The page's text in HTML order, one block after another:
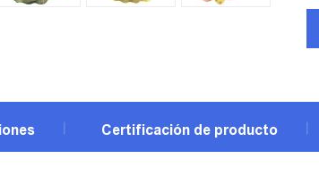
Certificación de producto